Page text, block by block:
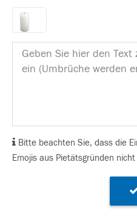
Bitte beachten Sie, dass die
Emojis aus Pietätsgründen